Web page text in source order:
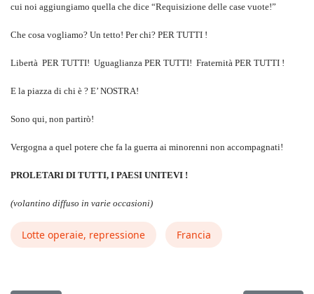
cui noi aggiungiamo quella che dice “Requisizione delle case vuote!”
Che cosa vogliamo? Un tetto! Per chi? PER TUTTI !
Libertà PER TUTTI! Uguaglianza PER TUTTI! Fraternità PER TUTTI !
E la piazza di chi è ? E’ NOSTRA!
Sono qui, non partirò!
Vergogna a quel potere che fa la guerra ai minorenni non accompagnati!
PROLETARI DI TUTTI, I PAESI UNITEVI !
(volantino diffuso in varie occasioni)
Lotte operaie, repressione Francia